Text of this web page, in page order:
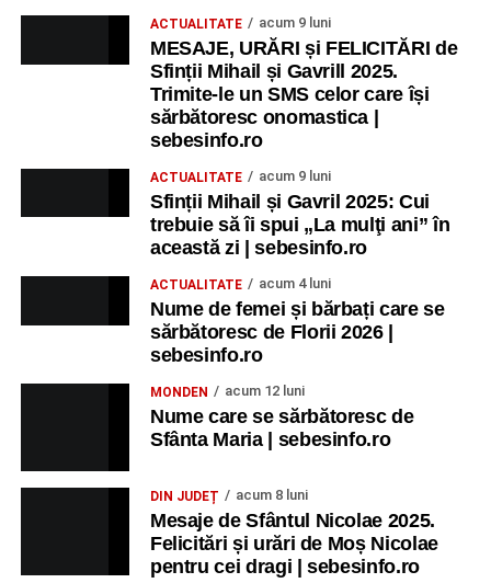
ACTUALITATE acum 9 luni
MESAJE, URĂRI și FELICITĂRI de
Sfinții Mihail și Gavrill 2025.
Trimite-le un SMS celor care își
sărbătoresc onomastica |
sebesinfo.ro
ACTUALITATE acum 9 luni
Sfinții Mihail și Gavril 2025: Cui
trebuie să îi spui „La mulţi ani” în
această zi | sebesinfo.ro
ACTUALITATE acum 4 luni
Nume de femei și bărbați care se
sărbătoresc de Florii 2026 |
sebesinfo.ro
MONDEN acum 12 luni
Nume care se sărbătoresc de
Sfânta Maria | sebesinfo.ro
DIN JUDEȚ acum 8 luni
Mesaje de Sfântul Nicolae 2025.
Felicitări și urări de Moș Nicolae
pentru cei dragi | sebesinfo.ro